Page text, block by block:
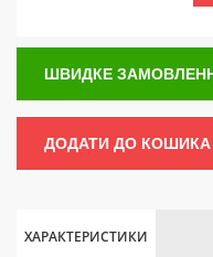
ШВИДКЕ
ДОДАТИ ДО КОШИКА
ХАРАКТЕРИСТИКИ